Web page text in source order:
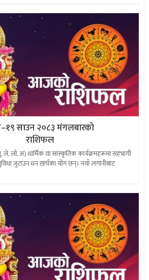
साउन २०८३ मंगलबारको
राशिफल
लो, अ) धार्मिक वा सांस्कृतिक कार्यक्रमहरूमा सहभागी
जुटाउन धन खर्चका योग छन्। नयाँ लगानीबाट